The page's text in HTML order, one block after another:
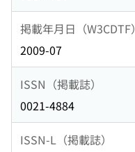
掲載年月日（W3CDTF）
2009-07
ISSN（掲載誌）
0021-4884
ISSN-L（掲載誌）